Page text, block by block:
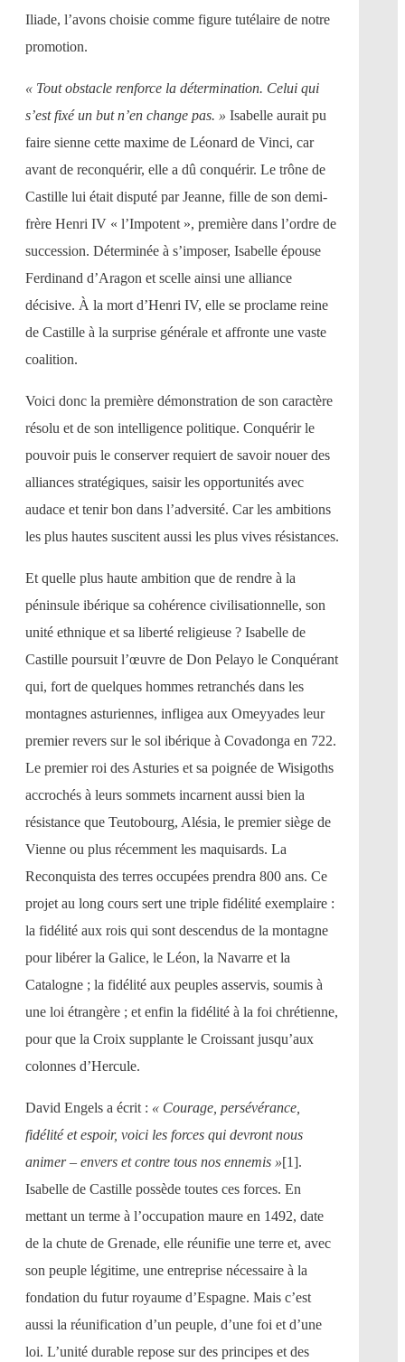
Iliade, l’avons choisie comme figure tutélaire de notre
promotion.
« Tout obstacle renforce la détermination. Celui qui
s’est fixé un but n’en change pas. » Isabelle aurait pu
faire sienne cette maxime de Léonard de Vinci, car
avant de reconquérir, elle a dû conquérir. Le trône de
Castille lui était disputé par Jeanne, fille de son demi-
frère Henri IV « l’Impotent », première dans l’ordre de
succession. Déterminée à s’imposer, Isabelle épouse
Ferdinand d’Aragon et scelle ainsi une alliance
décisive. À la mort d’Henri IV, elle se proclame reine
de Castille à la surprise générale et affronte une vaste
coalition.
Voici donc la première démonstration de son caractère
résolu et de son intelligence politique. Conquérir le
pouvoir puis le conserver requiert de savoir nouer des
alliances stratégiques, saisir les opportunités avec
audace et tenir bon dans l’adversité. Car les ambitions
les plus hautes suscitent aussi les plus vives résistances.
Et quelle plus haute ambition que de rendre à la
péninsule ibérique sa cohérence civilisationnelle, son
unité ethnique et sa liberté religieuse ? Isabelle de
Castille poursuit l’œuvre de Don Pelayo le Conquérant
qui, fort de quelques hommes retranchés dans les
montagnes asturiennes, infligea aux Omeyyades leur
premier revers sur le sol ibérique à Covadonga en 722.
Le premier roi des Asturies et sa poignée de Wisigoths
accrochés à leurs sommets incarnent aussi bien la
résistance que Teutobourg, Alésia, le premier siège de
Vienne ou plus récemment les maquisards. La
Reconquista des terres occupées prendra 800 ans. Ce
projet au long cours sert une triple fidélité exemplaire :
la fidélité aux rois qui sont descendus de la montagne
pour libérer la Galice, le Léon, la Navarre et la
Catalogne ; la fidélité aux peuples asservis, soumis à
une loi étrangère ; et enfin la fidélité à la foi chrétienne,
pour que la Croix supplante le Croissant jusqu’aux
colonnes d’Hercule.
David Engels a écrit : « Courage, persévérance,
fidélité et espoir, voici les forces qui devront nous
animer – envers et contre tous nos ennemis »[1].
Isabelle de Castille possède toutes ces forces. En
mettant un terme à l’occupation maure en 1492, date
de la chute de Grenade, elle réunifie une terre et, avec
son peuple légitime, une entreprise nécessaire à la
fondation du futur royaume d’Espagne. Mais c’est
aussi la réunification d’un peuple, d’une foi et d’une
loi. L’unité durable repose sur des principes et des